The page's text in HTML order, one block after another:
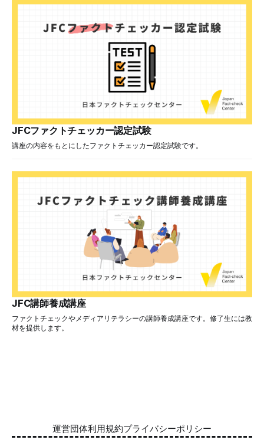
JFCファクトチェッカー認定試験
講座の内容をもとにしたファクトチェッカー認定試験です。
JFC講師養成講座
ファクトチェックやメディアリテラシーの講師養成講座です。修了生には教
材を提供します。
運営団体利用規約プライバシーポリシー